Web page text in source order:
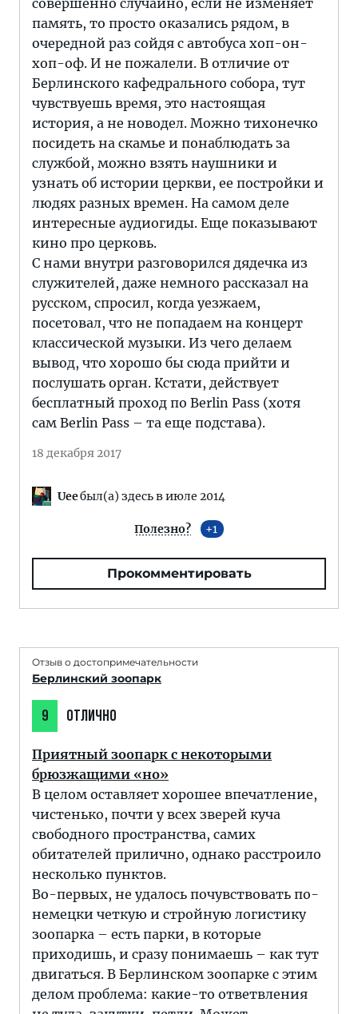
совершенно случайно, если не изменяет
память, то просто оказались рядом, в
очередной раз сойдя с автобуса хоп-он-
хоп-оф. И не пожалели. В отличие от
Берлинского кафедрального собора, тут
чувствуешь время, это настоящая
история, а не новодел. Можно тихонечко
посидеть на скамье и понаблюдать за
службой, можно взять наушники и
узнать об истории церкви, ее постройки и
людях разных времен. На самом деле
интересные аудиогиды. Еще показывают
кино про церковь.
С нами внутри разговорился дядечка из
служителей, даже немного рассказал на
русском, спросил, когда уезжаем,
посетовал, что не попадаем на концерт
классической музыки. Из чего делаем
вывод, что хорошо бы сюда прийти и
послушать орган. Кстати, действует
бесплатный проход по Berlin Pass (хотя
сам Berlin Pass – та еще подстава).
18 декабря 2017
Ueeбыл(а) здесь в июле 2014
Полезно? 1
Прокомментировать
Отзыв о достопримечательности
Берлинский зоопарк
9 ОТЛИЧНО
Приятный зоопарк с некоторыми
брюзжащими «но»
В целом оставляет хорошее впечатление,
чистенько, почти у всех зверей куча
свободного пространства, самих
обитателей прилично, однако расстроило
несколько пунктов.
Во-первых, не удалось почувствовать по-
немецки четкую и стройную логистику
зоопарка – есть парки, в которые
приходишь, и сразу понимаешь – как тут
двигаться. В Берлинском зоопарке с этим
делом проблема: какие-то ответвления